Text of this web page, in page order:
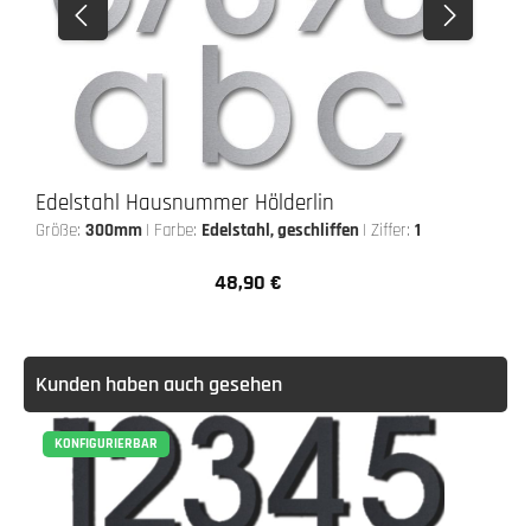
Edelstahl Hausnummer Hölderlin
Größe:300mm | Farbe: Edelstahl, geschliffen | Ziffer:1
Regulärer Preis:
48,90 €
Kunden haben auch gesehen
KONFIGURIERBAR